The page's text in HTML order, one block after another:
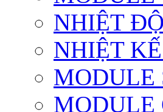
NHIỆT
NHIỆT
MODULE
MODULE